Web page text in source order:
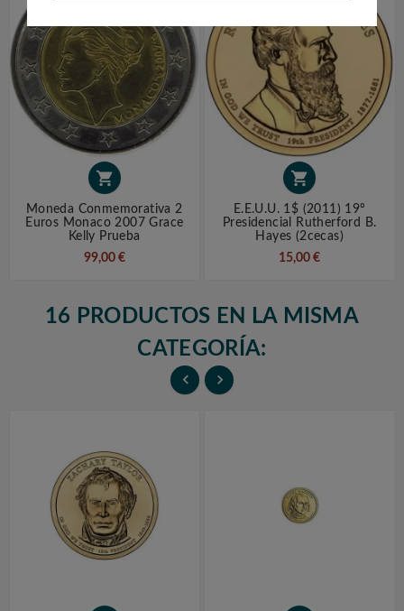

Moneda Conmemorativa 2
Euros Monaco 2007 Grace
Kelly Prueba
99,00 €

E.E.U.U. 1$ (2011) 19º
Presidencial Rutherford B.
Hayes (2cecas)
15,00 €
16 PRODUCTOS EN LA MISMA
CATEGORÍA:
 